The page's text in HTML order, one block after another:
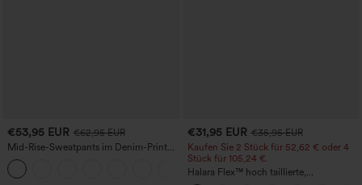
€53,95 EUR €62,95 EUR
Mid-Rise-Sweatpants im Denim-Print
aus French Terry, lässig, mit Taschen
€31,95 EUR €35,95 EUR
Kaufen Sie 2 Stück für 52,62 € oder 4
Stück für 105,24 €.
Halara Flex™ hoch taillierte,